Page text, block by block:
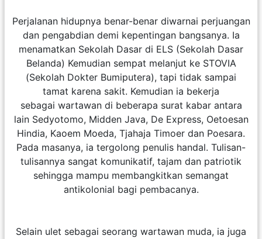
Perjalanan hidupnya benar-benar diwarnai perjuangan
dan pengabdian demi kepentingan bangsanya. Ia
menamatkan Sekolah Dasar di ELS (Sekolah Dasar
Belanda) Kemudian sempat melanjut ke STOVIA
(Sekolah Dokter Bumiputera), tapi tidak sampai
tamat karena sakit. Kemudian ia bekerja
sebagai wartawan di beberapa surat kabar antara
lain Sedyotomo, Midden Java, De Express, Oetoesan
Hindia, Kaoem Moeda, Tjahaja Timoer dan Poesara.
Pada masanya, ia tergolong penulis handal. Tulisan-
tulisannya sangat komunikatif, tajam dan patriotik
sehingga mampu membangkitkan semangat
antikolonial bagi pembacanya.
Selain ulet sebagai seorang wartawan muda, ia juga